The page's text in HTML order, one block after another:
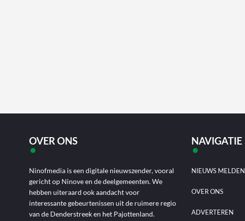
OVER ONS
Ninofmedia is een digitale nieuwszender, vooral
gericht op Ninove en de deelgemeenten. We
hebben uiteraard ook aandacht voor
interessante gebeurtenissen uit de ruimere regio
van de Denderstreek en het Pajottenland.
NAVIGATIE
NIEUWS MELDEN
OVER ONS
ADVERTEREN